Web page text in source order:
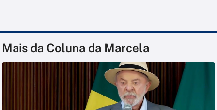
Mais da Coluna da Marcela